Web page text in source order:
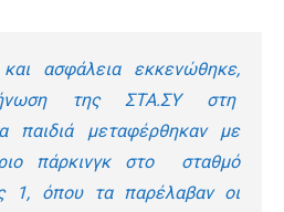
ασφάλεια εκκενώθηκε,
της ΣΤΑ.ΣΥ στη
παιδιά μεταφέρθηκαν με
πάρκινγκ στο σταθμό
1, όπου τα παρέλαβαν οι